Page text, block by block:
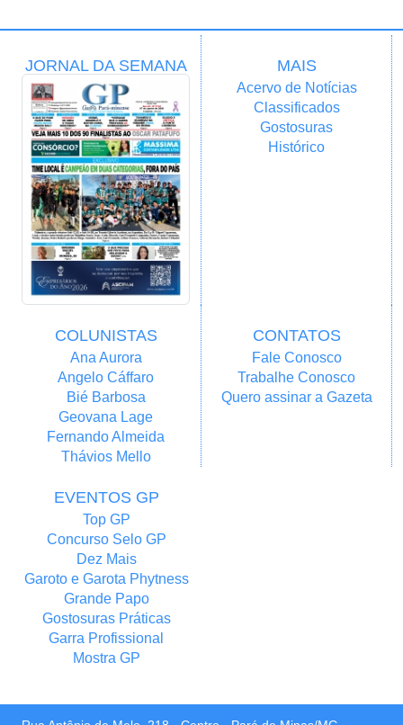
JORNAL DA SEMANA MAIS
Acervo de Notícias
Classificados
Gostosuras
Histórico
COLUNISTAS
Ana Aurora
Angelo Cáffaro
Bié Barbosa
Geovana Lage
Fernando Almeida
Thávios Mello
CONTATOS
Fale Conosco
Trabalhe Conosco
Quero assinar a Gazeta
EVENTOS GP
Top GP
Concurso Selo GP
Dez Mais
Garoto e Garota Phytness
Grande Papo
Gostosuras Práticas
Garra Profissional
Mostra GP